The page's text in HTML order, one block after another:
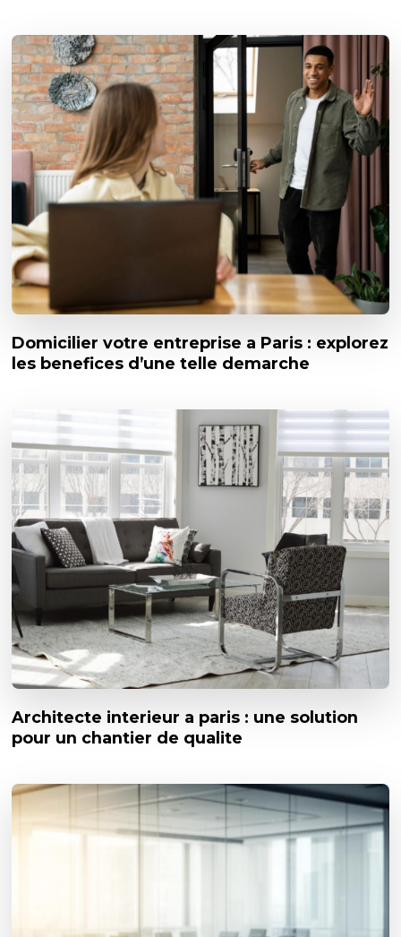
Domicilier votre entreprise a Paris : explorez
les benefices d’une telle demarche
Architecte interieur a paris : une solution
pour un chantier de qualite